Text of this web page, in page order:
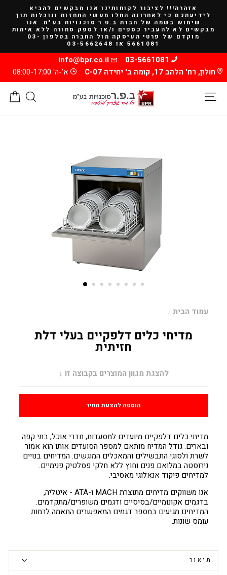
קריאה
אזהרה!!! לציבור לקוחותינו אנו מבקשים להביא
לידיעתכם כי לאחרונה החלו מעשי התחזות ונוכלות תוך
שימוש בשמה של חברת ב.פ.ר סוכנויות בע"מ. אנו
מבקשים לא להעביר כספים ו/או לספק סחורה ללא אימות
מוקדם של פרטי העיסקה מול החברה בטלפון 03-
5661081 או 03-5662648
03-5661081
info@bpr.co.il
חולון, רח' הלהב 17, קומה ב' יחידה C-07
א'-ה' 08:00-17:00
עמוד הבית /
מדיחי כלים דלפקיים בעלי דלת
חזיתית
מחיר
להצגת מגוון המוצרים בקבוצה זו ↓
הוספה להצעת מחיר
מדיחי כלים דלפקיים מיועדים למסעדות, חדרי אוכל, בתי קפה
ובארים. גודל המדיח מותאם למספר הסועדים אותו הוא אמור
לשרת ולסוגי התבשילים והמאכלים המוגשים. המדיחים בנויים
נירוסטה במלואם פנים וחוץ ללא חלקי פסלטיק פנימיים.
למדיחים פיקוד אנאלוגי מאסיבי.
אנו משווקים מדיחים מתוצרת MACH ו-ATA - איטליה,
בדגמים אקונומיים/בסיסיים ודגמים משופרים/מתקדמים.
המדיחים מגיעים במספר דגמים המאפשרים התאמה לרמות
עומס שונות.
תיאור